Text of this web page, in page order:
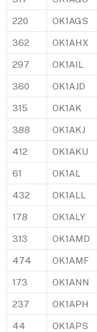
220 OK1AGS
362 OK1AHX
297 OK1AIL
360 OK1AJD
315 OK1AK
388 OK1AKJ
412 OK1AKU
61 OK1AL
432 OK1ALL
178 OK1ALY
313 OK1AMD
474 OK1AMF
173 OK1ANN
237 OK1APH
44 OK1APS